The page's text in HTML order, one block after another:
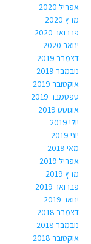
אפריל 2020
מרץ 2020
פברואר 2020
ינואר 2020
דצמבר 2019
נובמבר 2019
אוקטובר 2019
ספטמבר 2019
אוגוסט 2019
יולי 2019
יוני 2019
מאי 2019
אפריל 2019
מרץ 2019
פברואר 2019
ינואר 2019
דצמבר 2018
נובמבר 2018
אוקטובר 2018